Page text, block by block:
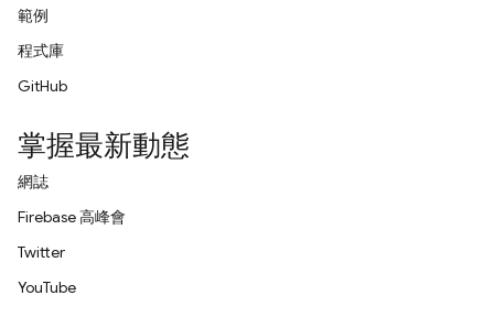
範例
程式庫
GitHub
掌握最新動態
網誌
Firebase 高峰會
Twitter
YouTube